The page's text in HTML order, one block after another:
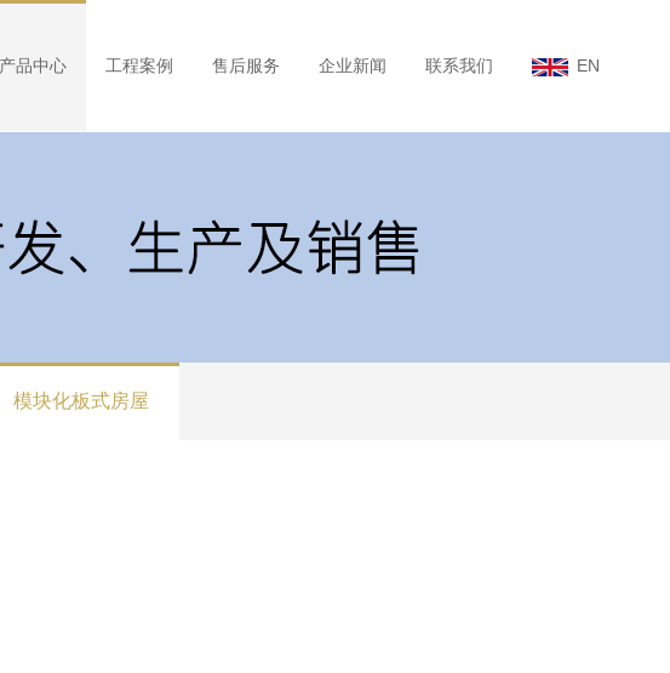
产品中心 工程案例 售后服务 企业新闻 联系我们 EN
模块化板式房屋